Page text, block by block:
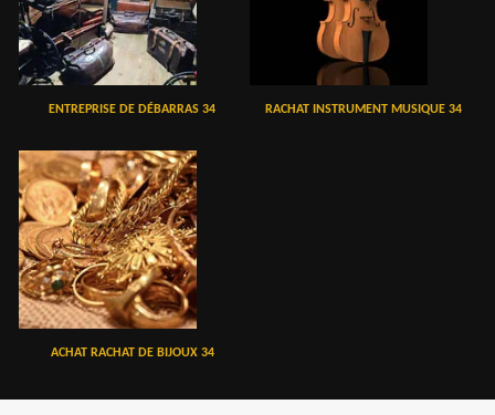
ENTREPRISE DE DÉBARRAS 34 RACHAT INSTRUMENT MUSIQUE 34
ACHAT RACHAT DE BIJOUX 34